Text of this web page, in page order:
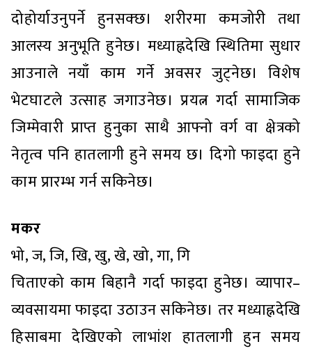
दोहोर्याउनुपर्ने हुनसक्छ। शरीरमा कमजोरी तथा
आलस्य अनुभूति हुनेछ। मध्याह्नदेखि स्थितिमा सुधार
आउनाले नयाँ काम गर्ने अवसर जुट्नेछ। विशेष
भेटघाटले उत्साह जगाउनेछ। प्रयत्न गर्दा सामाजिक
जिम्मेवारी प्राप्त हुनुका साथै आफ्नो वर्ग वा क्षेत्रको
नेतृत्व पनि हातलागी हुने समय छ। दिगो फाइदा हुने
काम प्रारम्भ गर्न सकिनेछ।
मकर
भो, ज, जि, खि, खु, खे, खो, गा, गि
चिताएको काम बिहानै गर्दा फाइदा हुनेछ। व्यापार–
व्यवसायमा फाइदा उठाउन सकिनेछ। तर मध्याह्नदेखि
हिसाबमा देखिएको लाभांश हातलागी हुन समय